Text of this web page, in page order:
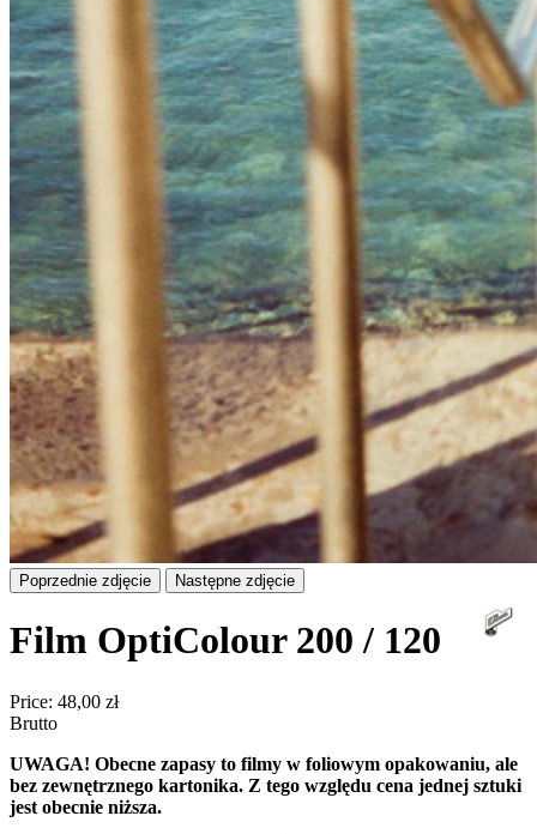
Poprzednie zdjęcie Następne zdjęcie
Film OptiColour 200 / 120
Price: 48,00 zł
Brutto
UWAGA! Obecne zapasy to filmy w foliowym opakowaniu, ale
bez zewnętrznego kartonika. Z tego względu cena jednej sztuki
jest obecnie niższa.